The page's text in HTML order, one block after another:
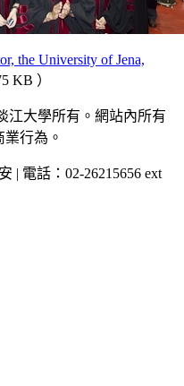
the University of Jena,
KB ）
江大學所有。網站內所有
行為。
| 電話：02-26215656 ext